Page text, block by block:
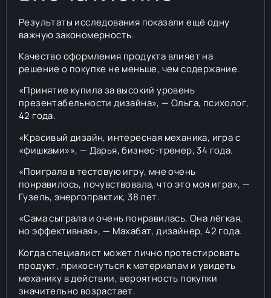
Результаты исследования показали ещё одну
важную закономерность.
Качество оформления продукта влияет на
решение о покупке не меньше, чем содержание.
«Принятие купила за высокий уровень
презентабельности дизайна», — Ольга, психолог,
42 года.
«Красивый дизайн, интересная механика, игра с
«фишками»», — Дарья, бизнес-тренер, 34 года.
«Поиграла в тестовую игру, мне очень
понравилось, почувствовала, что это моя игра», —
Гузель, энергопрактик, 38 лет.
«Сама сыграла и очень понравилась. Она лёгкая,
но эффективная», — Махабат, дизайнер, 42 года.
Когда специалист может лично протестировать
продукт, прикоснуться к материалам и увидеть
механику в действии, вероятность покупки
значительно возрастает.